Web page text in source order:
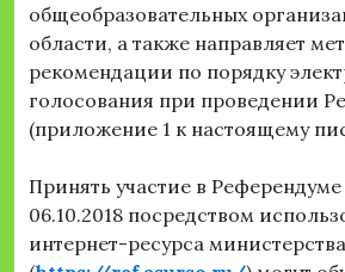
общеобразовательных
области, а также направляет
рекомендации по порядку
голосования при проведении
(приложение 1 к настоящему
Принять участие в Референдуме
06.10.2018 посредством
интернет-ресурса министерства